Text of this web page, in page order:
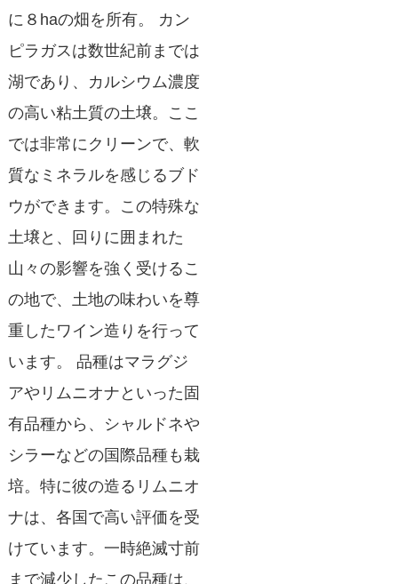
に８haの畑を所有。 カン
ピラガスは数世紀前までは
湖であり、カルシウム濃度
の高い粘土質の土壌。ここ
では非常にクリーンで、軟
質なミネラルを感じるブド
ウができます。この特殊な
土壌と、回りに囲まれた
山々の影響を強く受けるこ
の地で、土地の味わいを尊
重したワイン造りを行って
います。 品種はマラグジ
アやリムニオナといった固
有品種から、シャルドネや
シラーなどの国際品種も栽
培。特に彼の造るリムニオ
ナは、各国で高い評価を受
けています。一時絶滅寸前
まで減少したこの品種は、